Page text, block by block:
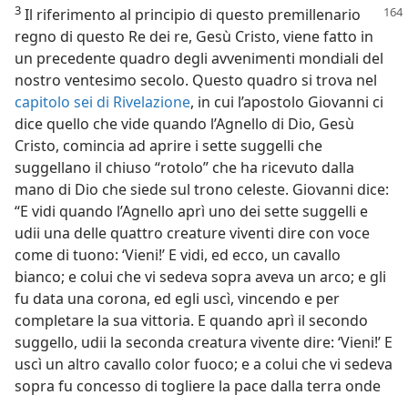
3 Il riferimento al principio di questo premillenario
regno di questo Re dei re, Gesù Cristo, viene fatto in
un precedente quadro degli avvenimenti mondiali del
nostro ventesimo secolo. Questo quadro si trova nel
capitolo sei di Rivelazione, in cui l’apostolo Giovanni ci
dice quello che vide quando l’Agnello di Dio, Gesù
Cristo, comincia ad aprire i sette suggelli che
suggellano il chiuso “rotolo” che ha ricevuto dalla
mano di Dio che siede sul trono celeste. Giovanni dice:
“E vidi quando l’Agnello aprì uno dei sette suggelli e
udii una delle quattro creature viventi dire con voce
come di tuono: ‘Vieni!’ E vidi, ed ecco, un cavallo
bianco; e colui che vi sedeva sopra aveva un arco; e gli
fu data una corona, ed egli uscì, vincendo e per
completare la sua vittoria. E quando aprì il secondo
suggello, udii la seconda creatura vivente dire: ‘Vieni!’ E
uscì un altro cavallo color fuoco; e a colui che vi sedeva
sopra fu concesso di togliere la pace dalla terra onde